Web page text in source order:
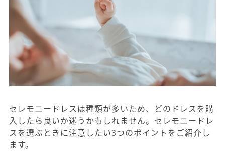
セレモニードレスは種類が多いため、どのドレスを購
入したら良いか迷うかもしれません。セレモニードレ
スを選ぶときに注意したい3つのポイントをご紹介し
ます。